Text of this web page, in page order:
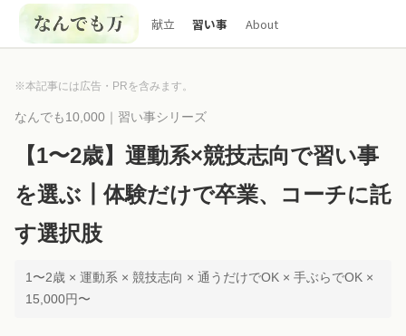
献立 習い事 About
※本記事には広告・PRを含みます。
なんでも10,000｜習い事シリーズ
【1〜2歳】運動系×競技志向で習い事
を選ぶ┃体験だけで卒業、コーチに託
す選択肢
1〜2歳 × 運動系 × 競技志向 × 通うだけでOK × 手ぶらでOK ×
15,000円〜